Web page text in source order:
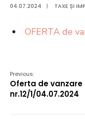
04.07.2024 | TAXE ȘI
OFERTA de
Previous:
Oferta de vanzare
nr.12/1/04.07.2024